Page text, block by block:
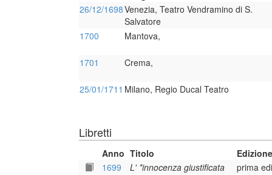
26/12/1698Venezia, Teatro Vendramino di S.
Salvatore
1700
Mantova,
1701 Crema,
25/01/1711 Milano, Regio Ducal Teatro
Libretti
Anno Titolo
Edizione
1699
L' *innocenza giustificata
prima